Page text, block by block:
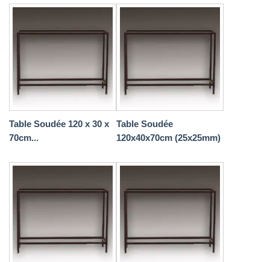
Table Soudée 120 x 30 x
70cm...
Table Soudée
120x40x70cm (25x25mm)